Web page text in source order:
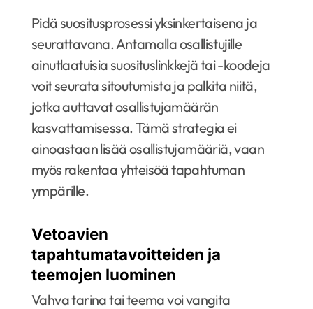
Pidä suositusprosessi yksinkertaisena ja
seurattavana. Antamalla osallistujille
ainutlaatuisia suosituslinkkejä tai -koodeja
voit seurata sitoutumista ja palkita niitä,
jotka auttavat osallistujamäärän
kasvattamisessa. Tämä strategia ei
ainoastaan lisää osallistujamääriä, vaan
myös rakentaa yhteisöä tapahtuman
ympärille.
Vetoavien
tapahtumatavoitteiden ja
teemojen luominen
Vahva tarina tai teema voi vangita